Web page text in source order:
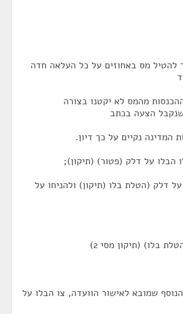
להטיל מס באחוזים על כל העלאה חדה
מהמס לא יקטנו בצורה
הצעה בכתב
המדינה נקיים על כך דיון.
הבלו על דלק (פטור) (תיקון);
דלק (הטלת בלו (תיקון) ולהניחו על
בלו) (תיקון מסי 2)
שמובא לאישור הוועדה, צו הבלו על